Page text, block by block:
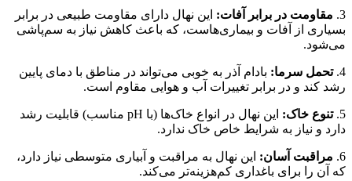
3. مقاومت در برابر آفات: این نهال دارای مقاومت طبیعی در برابر
بسیاری از آفات و بیماری‌هاست، که باعث کاهش نیاز به سم‌پاشی
می‌شود.
4. تحمل سرما: بادام آذر به خوبی می‌تواند در مناطق با دمای پایین
رشد کند و در برابر تغییرات آب و هوایی مقاوم است.
5. تنوع خاک:
این نهال در انواع خاک‌ها (با pH مناسب) قابلیت رشد
دارد و نیاز به شرایط خاص خاک ندارد.
6. مراقبت آسان: این نهال به مراقبت و آبیاری متوسطی نیاز دارد،
که آن را برای باغداری کم‌هزینه‌تر می‌کند.